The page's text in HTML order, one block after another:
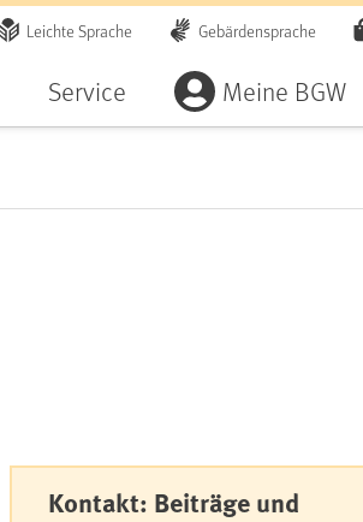
Leichte Sprache Gebärdensprache
Service Meine BGW
Kontakt: Beiträge und